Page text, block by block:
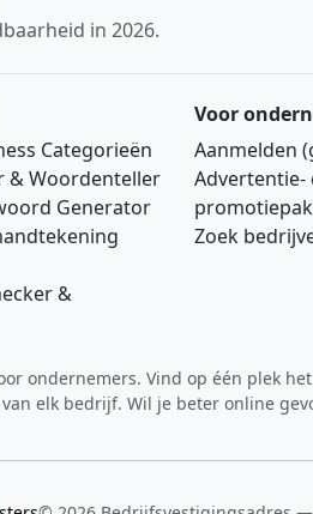
in 2026.
Categorieën
& Woordenteller
Generator
&
Voor
Aanmelden
Advertentie‑
Zoek
ondernemers. Vind op één plek het
elk bedrijf. Wil je beter online